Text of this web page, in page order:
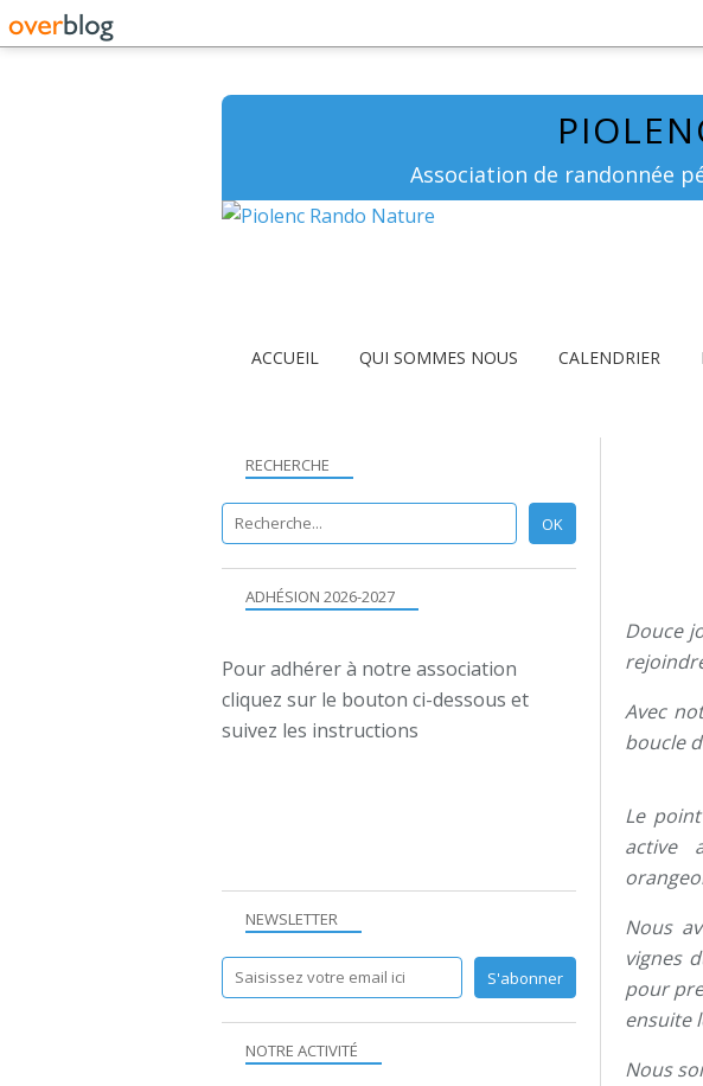
Association de randonnée
ACCUEIL QUI SOMMES NOUS CALENDRIER
Douce
Avec
boucle
Le
active
Nous
vignes
pour
ensuite
Nous
NEWSLETTER
RECHERCHE
NOTRE ACTIVITÉ
ADHÉSION 2026-2027
Pour adhérer à notre association
cliquez sur le bouton ci-dessous et
suivez les instructions